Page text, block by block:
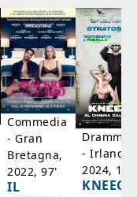
Commedia
- Gran
Bretagna,
2022, 97'
IL
- Irlanda,
2024,